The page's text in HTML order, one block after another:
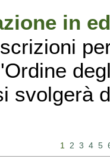
in
svolgerà
1 2 3 4 5